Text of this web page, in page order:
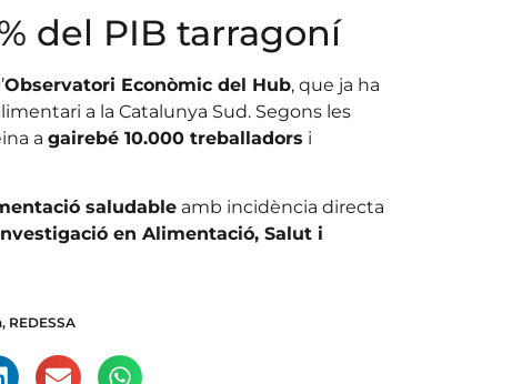
del PIB tarragoní
Observatori Econòmic del Hub, que ja ha
a la Catalunya Sud. Segons les
a gairebé 10.000 treballadors i
saludableamb incidència directa
en Alimentació, Salut i
, REDESSA